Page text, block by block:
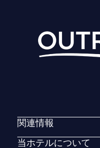
関連情報
当ホテルについて